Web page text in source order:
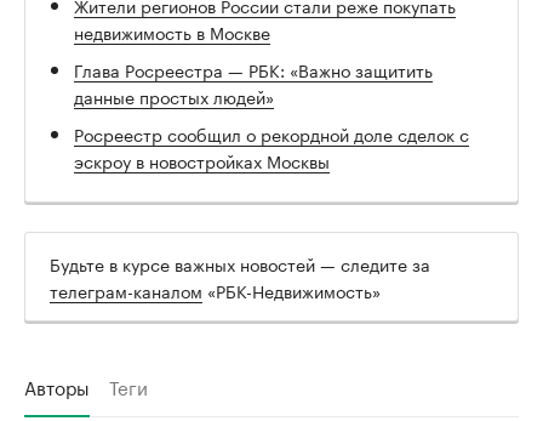
недвижимость в Москве
Глава Росреестра — РБК: «Важно защитить
данные простых людей»
Росреестр сообщил о рекордной доле сделок с
эскроу в новостройках Москвы
Будьте в курсе важных новостей — следите за
телеграм-каналом «РБК-Недвижимость»
Авторы Теги